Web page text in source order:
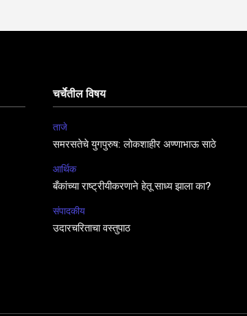
चर्चेतील विषय
ताजे
समरसतेचे युगपुरुष: लोकशाहीर अण्णाभाऊ साठे
आर्थिक
बँकांच्या राष्ट्रीयीकरणाने हेतू साध्य झाला का?
संपादकीय
उदारचरिताचा वस्तुपाठ